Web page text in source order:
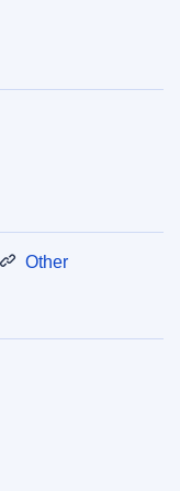
Other